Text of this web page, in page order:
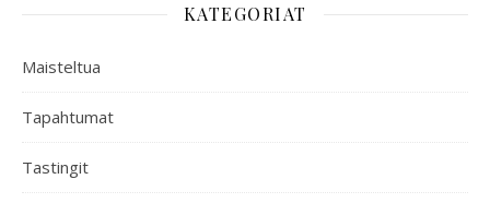
KATEGORIAT
Maisteltua
Tapahtumat
Tastingit